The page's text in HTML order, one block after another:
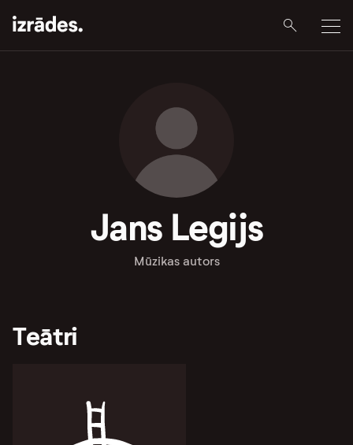
Jans Legijs
Mūzikas autors
Teātri